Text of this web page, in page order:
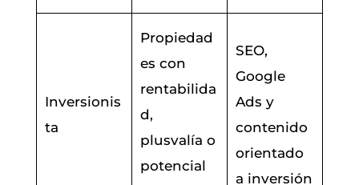
Inversionis
ta
Propiedad
es con
rentabilida
d,
plusvalía o
potencial
SEO,
Google
Ads y
contenido
orientado
a inversión